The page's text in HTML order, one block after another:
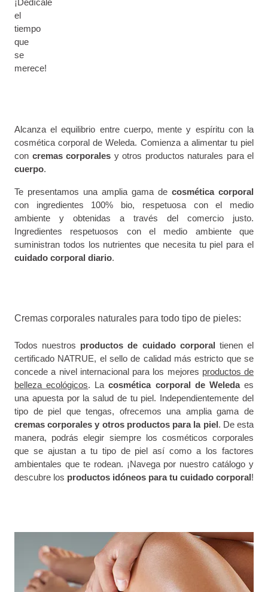
el
tiempo
que
se
merece!
Alcanza el equilibrio entre cuerpo, mente y espíritu con la
cosmética corporal de Weleda. Comienza a alimentar tu piel
con cremas corporales y otros productos naturales para el
cuerpo.
Te presentamos una amplia gama de cosmética corporal
con ingredientes 100% bio, respetuosa con el medio
ambiente y obtenidas a través del comercio justo.
Ingredientes respetuosos con el medio ambiente que
suministran todos los nutrientes que necesita tu piel para el
cuidado corporal diario.
Cremas corporales naturales para todo tipo de pieles:
Todos nuestros productos de cuidado corporal tienen el
certificado NATRUE, el sello de calidad más estricto que se
concede a nivel internacional para los mejores productos de
belleza ecológicos. Lacosmética corporal de Weledaes
una apuesta por la salud de tu piel. Independientemente del
tipo de piel que tengas, ofrecemos una amplia gama de
cremas corporales y otros productos para la piel. De esta
manera, podrás elegir siempre los cosméticos corporales
que se ajustan a tu tipo de piel así como a los factores
ambientales que te rodean. ¡Navega por nuestro catálogo y
descubre los productos idóneos para tu cuidado corporal!